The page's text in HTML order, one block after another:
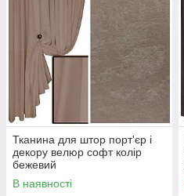
Тканина для штор порт'єр і
декору велюр софт колір
бежевий
В наявності